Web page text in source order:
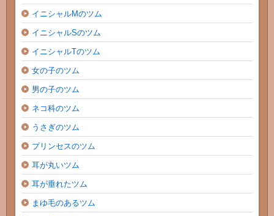
イニシャルMのツム
イニシャルSのツム
イニシャルTのツム
女の子のツム
男の子のツム
ネコ科のツム
うさぎのツム
プリンセスのツム
耳が丸いツム
耳が垂れたツム
まゆ毛のあるツム